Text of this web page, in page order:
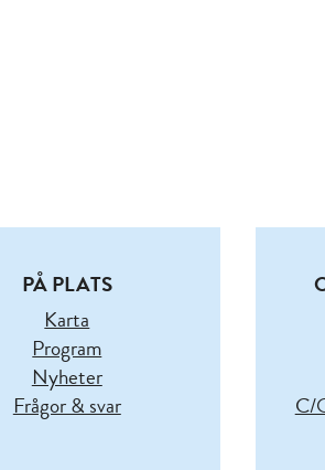
PÅ PLATS
Karta
Program
Nyheter
Frågor & svar
C/